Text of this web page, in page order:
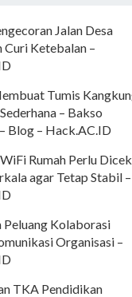
Jalan Desa
Curi Ketebalan –
Tumis
– Bakso
Blog – Hack.AC.ID
Rumah Perlu Dicek
agar Tetap Stabil –
Kolaborasi
Organisasi –
TKA Pendidikan